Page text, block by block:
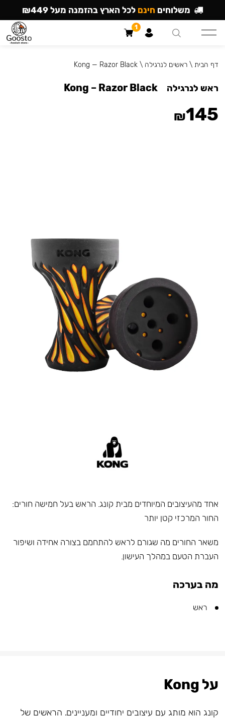
אחד מהעיצובים המיוחדים מבית קונג. הראש בעל חמישה חורים:
החור המרכזי קטן יותר
משאר החורים מה שגורם לראש להתחמם בצורה אחידה ושיפור
העברת הטעם במהלך העישון.
מה בערכה
ראש
דף הבית \ראשים לנרגילה \
Kong — Razor Black
ראש לנרגילה Kong – Razor Black
₪145
על Kong
קונג הוא מותג עם עיצובים יחודיים ומעניינים. הראשים של
משלוחים חינם לכל הארץ בהזמנה מעל ₪449
1